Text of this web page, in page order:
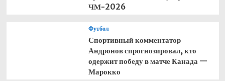
ЧМ-2026
Футбол
Спортивный комментатор
Андронов спрогнозировал, кто
одержит победу в матче Канада —
Марокко